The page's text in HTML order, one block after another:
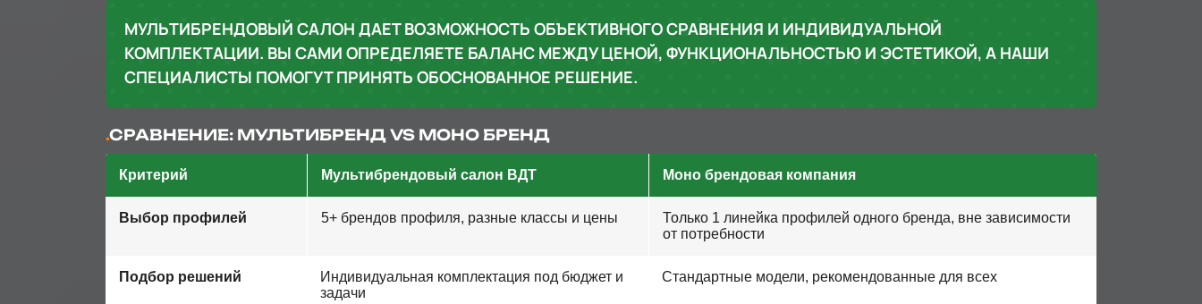
МУЛЬТИБРЕНДОВЫЙ САЛОН ДАЕТ ВОЗМОЖНОСТЬ ОБЪЕКТИВНОГО СРАВНЕНИЯ И ИНДИВИДУАЛЬНОЙ
КОМПЛЕКТАЦИИ. ВЫ САМИ ОПРЕДЕЛЯЕТЕ БАЛАНС МЕЖДУ ЦЕНОЙ, ФУНКЦИОНАЛЬНОСТЬЮ И ЭСТЕТИКОЙ, А НАШИ
СПЕЦИАЛИСТЫ ПОМОГУТ ПРИНЯТЬ ОБОСНОВАННОЕ РЕШЕНИЕ.
СРАВНЕНИЕ: МУЛЬТИБРЕНД VS МОНО БРЕНД
Критерий Мультибрендовый салон ВДТ Моно брендовая компания
Выбор профилей 5+ брендов профиля, разные классы и цены
Только 1 линейка профилей одного бренда, вне зависимости
от потребности
Подбор решений
Индивидуальная комплектация под бюджет и
задачи
Стандартные модели, рекомендованные для всех